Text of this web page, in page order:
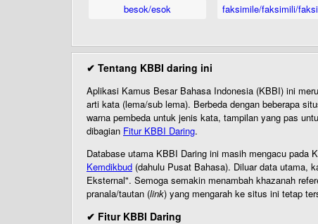
besok/esok
faksimile/faksimili/
✔ Tentang KBBI daring ini
Aplikasi Kamus Besar Bahasa Indonesia (KBBI) ini
arti kata (lema/sub lema). Berbeda dengan beberapa
warna pembeda untuk jenis kata, tampilan yang pas
dibagian Fitur KBBI Daring.
Database utama KBBI Daring ini masih mengacu pada
Kemdikbud (dahulu Pusat Bahasa). Diluar data utama,
Eksternal". Semoga semakin menambah khazanah
pranala/tautan (link) yang mengarah ke situs ini tetap
✔ Fitur KBBI Daring